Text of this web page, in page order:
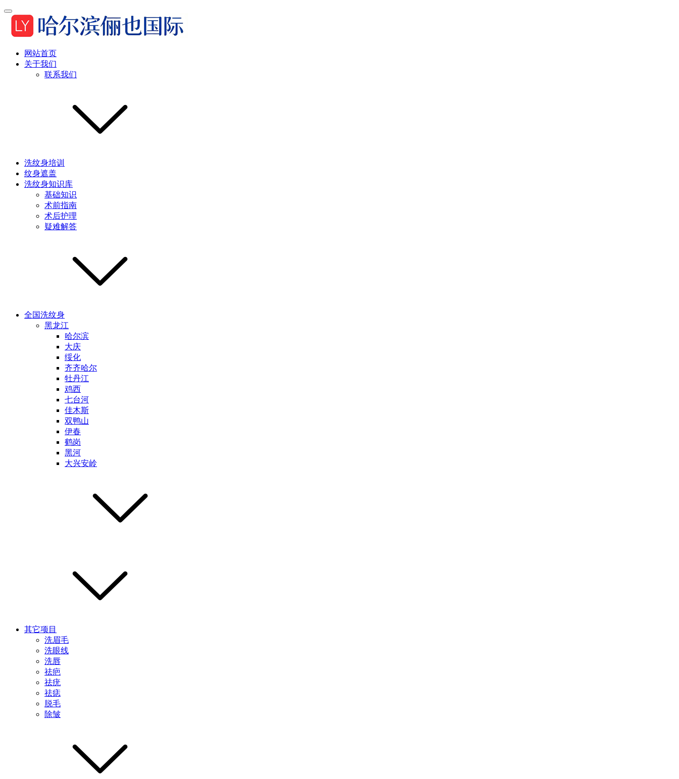
网站首页
关于我们
联系我们
洗纹身培训
纹身遮盖
洗纹身知识库
基础知识
术前指南
术后护理
疑难解答
全国洗纹身
黑龙江
哈尔滨
大庆
绥化
齐齐哈尔
牡丹江
鸡西
七台河
佳木斯
双鸭山
伊春
鹤岗
黑河
大兴安岭
其它项目
洗眉毛
洗眼线
洗唇
祛疤
祛疣
祛痣
脱毛
除皱